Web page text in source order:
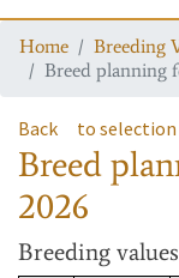
Home
Breeding
Breed planning
Back to
Breed
2026
Breeding values